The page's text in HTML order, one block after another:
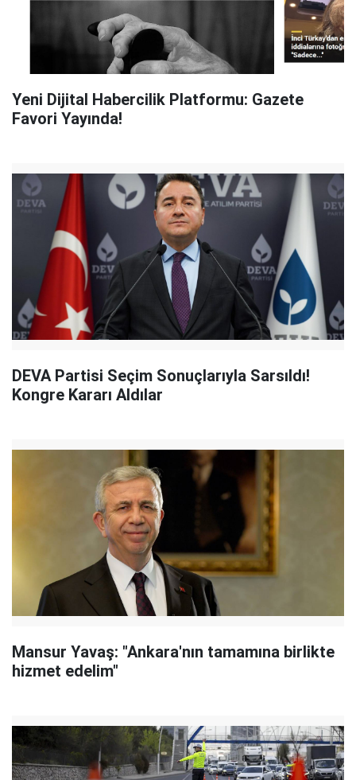
Yeni Dijital Habercilik Platformu: Gazete
Favori Yayında!
DEVA Partisi Seçim Sonuçlarıyla Sarsıldı!
Kongre Kararı Aldılar
Mansur Yavaş: "Ankara'nın tamamına birlikte
hizmet edelim"